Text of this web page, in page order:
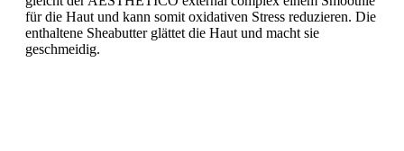
für die Haut und kann somit oxidativen Stress reduzieren. Die
enthaltene Sheabutter glättet die Haut und macht sie
geschmeidig.